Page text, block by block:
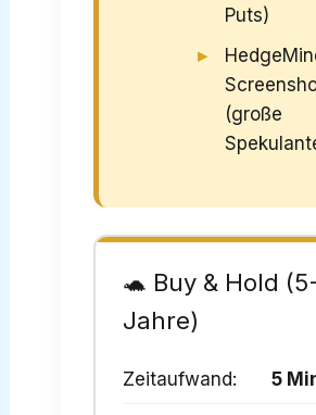
Puts)
(große
🐢 Buy & Hold
Jahre)
Zeitaufwand: 5